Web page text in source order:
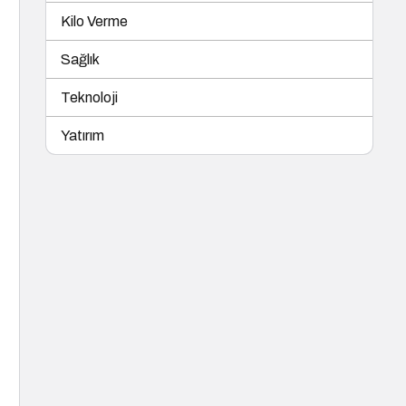
Kilo Verme
Sağlık
Teknoloji
Yatırım